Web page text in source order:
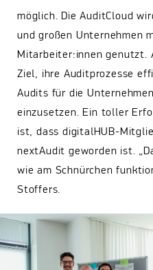
möglich. Die AuditCloud
und großen Unternehmen
Mitarbeiter:innen genutzt.
Ziel, ihre Auditprozesse
Audits für die
einzusetzen. Ein toller
ist, dass digitalHUB-
nextAudit geworden ist.
wie am Schnürchen
Stoffers.